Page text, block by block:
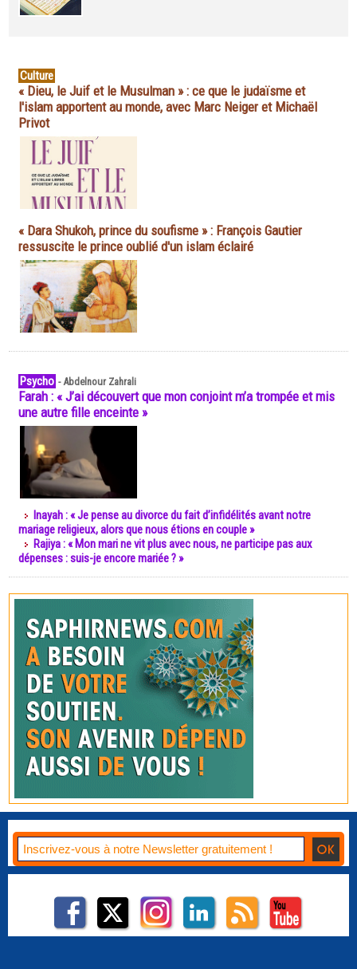
Culture
« Dieu, le Juif et le Musulman » : ce que le judaïsme et
l'islam apportent au monde, avec Marc Neiger et Michaël
Privot
« Dara Shukoh, prince du soufisme » : François Gautier
ressuscite le prince oublié d'un islam éclairé
Psycho -Abdelnour Zahrali
Farah : « J’ai découvert que mon conjoint m’a trompée et mis
une autre fille enceinte »
Inayah : « Je pense au divorce du fait d’infidélités avant notre
mariage religieux, alors que nous étions en couple »
Rajiya : « Mon mari ne vit plus avec nous, ne participe pas aux
dépenses : suis-je encore mariée ? »